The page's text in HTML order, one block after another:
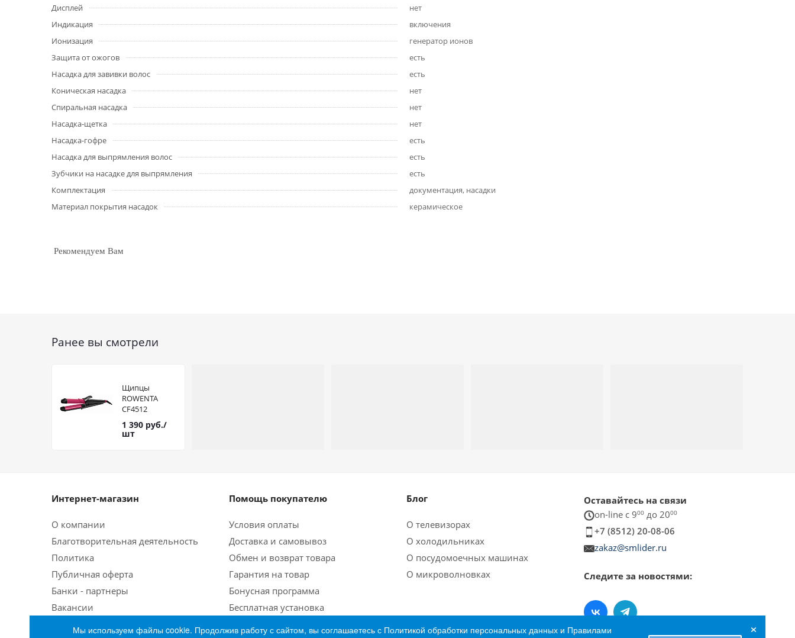
Дисплей
нет
Индикация
включения
Ионизация
генератор ионов
Защита от ожогов
есть
Насадка для завивки волос
есть
Коническая насадка
нет
Спиральная насадка
нет
Насадка-щетка
нет
Насадка-гофре
есть
Насадка для выпрямления волос
есть
Зубчики на насадке для выпрямления
есть
Комплектация
документация, насадки
Материал покрытия насадок
керамическое
Рекомендуем Вам
Ранее вы смотрели
Щипцы
ROWENTA
CF4512
мультистайлер
1 390 руб./
шт
Интернет-магазин
О компании
Благотворительная деятельность
Политика
Публичная оферта
Банки - партнеры
Вакансии
Помощь покупателю
Условия оплаты
Доставка и самовывоз
Обмен и возврат товара
Гарантия на товар
Бонусная программа
Бесплатная установка
Блог
О телевизорах
О холодильниках
О посудомоечных машинах
О микроволновках
Оставайтесь на связи
on-line c 900 до 2000
+7 (8512) 20-08-06
zakaz@smlider.ru
Следите за новостями:
Мы используем файлы cookie. Продолжив работу с сайтом, вы соглашаетесь с Политикой обработки персональных данных и Правилами
×